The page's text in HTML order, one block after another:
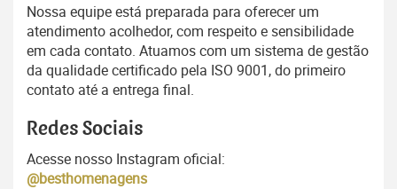
Nossa equipe está preparada para oferecer um
atendimento acolhedor, com respeito e sensibilidade
em cada contato. Atuamos com um sistema de gestão
da qualidade certificado pela ISO 9001, do primeiro
contato até a entrega final.
Redes Sociais
Acesse nosso Instagram oficial:
@besthomenagens